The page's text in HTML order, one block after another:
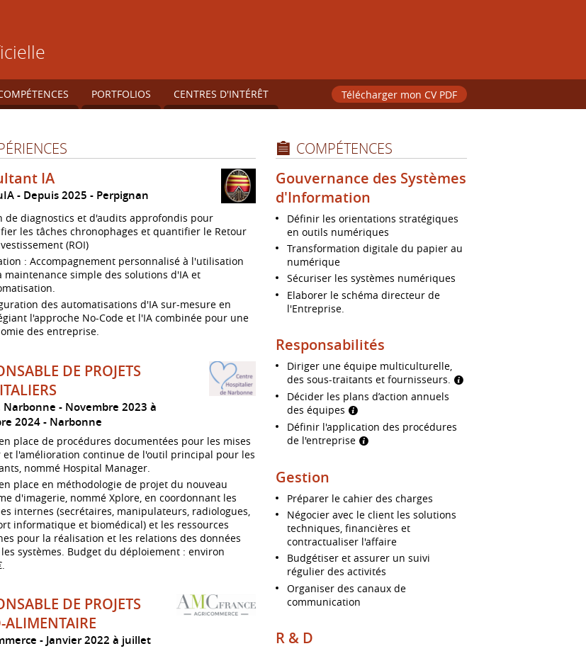
PORTFOLIOS CENTRES D'INTÉRÊT Télécharger mon CV PDF
IA
Depuis 2025 Perpignan
de diagnostics et d'audits approfondis pour
les tâches chronophages et quantifier le Retour
(ROI)
: Accompagnement personnalisé à l'utilisation
maintenance simple des solutions d'IA et
des automatisations d'IA sur-mesure en
l'approche No-Code et l'IA combinée pour une
des entreprise.
DE PROJETS
Narbonne
Novembre 2023 à
2024
Narbonne
place de procédures documentées pour les mises
et l'amélioration continue de l'outil principal pour les
nommé Hospital Manager.
place en méthodologie de projet du nouveau
d'imagerie, nommé Xplore, en coordonnant les
internes (secrétaires, manipulateurs, radiologues,
informatique et biomédical) et les ressources
pour la réalisation et les relations des données
systèmes. Budget du déploiement : environ
DE PROJETS
ALIMENTAIRE
Janvier 2022 à juillet
COMPÉTENCES
Gouvernance des Systèmes
d'Information
Définir les orientations stratégiques
en outils numériques
Transformation digitale du papier au
numérique
Sécuriser les systèmes numériques
Elaborer le schéma directeur de
l'Entreprise.
Responsabilités
Diriger une équipe multiculturelle,
des sous-traitants et fournisseurs.
Décider les plans d’action annuels
des équipes
Définir l'application des procédures
de l'entreprise
Gestion
Préparer le cahier des charges
Négocier avec le client les solutions
techniques, financières et
contractualiser l'affaire
Budgétiser et assurer un suivi
régulier des activités
Organiser des canaux de
communication
R & D